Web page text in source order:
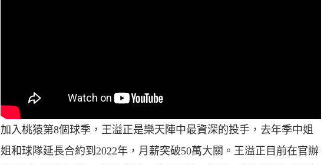
加入桃猿第8個球季，王溢正是樂天陣中最資深的投手，去年季中姐
姐和球隊延長合約到2022年，月薪突破50萬大關。王溢正目前在官辦